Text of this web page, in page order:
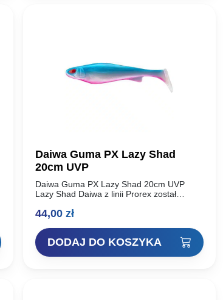
Daiwa Guma PX Lazy Shad
20cm UVP
Daiwa Guma PX Lazy Shad 20cm UVP
Lazy Shad Daiwa z linii Prorex został
Scandinavia. Przynęta ta zaczyna
44,00 zł
DODAJ DO KOSZYKA